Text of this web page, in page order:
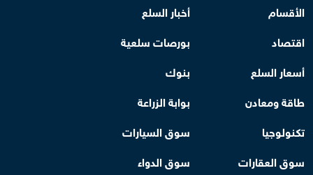
الأقسام
أخبار السلع
اقتصاد
بورصات سلعية
أسعار السلع
بنوك
طاقة ومعادن
بوابة الزراعة
تكنولوجيا
سوق السيارات
سوق العقارات
سوق الدواء